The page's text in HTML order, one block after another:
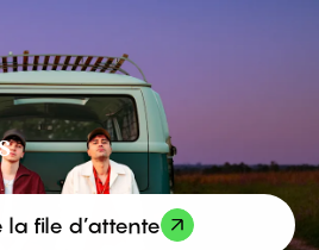
la file d’attente